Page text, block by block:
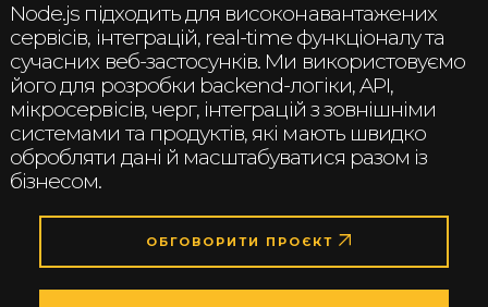
Node.js підходить для високонавантажених
сервісів, інтеграцій, real-time функціоналу та
сучасних веб-застосунків. Ми використовуємо
його для розробки backend-логіки, API,
мікросервісів, черг, інтеграцій з зовнішніми
системами та продуктів, які мають швидко
обробляти дані й масштабуватися разом із
бізнесом.
ОБГОВОРИТИ ПРОЄКТ